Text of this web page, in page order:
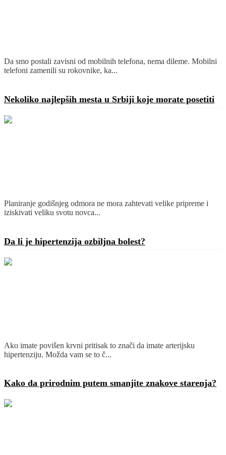
Da smo postali zavisni od mobilnih telefona, nema dileme. Mobilni
telefoni zamenili su rokovnike, ka...
Nekoliko najlepših mesta u Srbiji koje morate posetiti
Planiranje godišnjeg odmora ne mora zahtevati velike pripreme i
iziskivati veliku svotu novca...
Da li je hipertenzija ozbiljna bolest?
Ako imate povišen krvni pritisak to znači da imate arterijsku
hipertenziju. Možda vam se to č...
Kako da prirodnim putem smanjite znakove starenja?